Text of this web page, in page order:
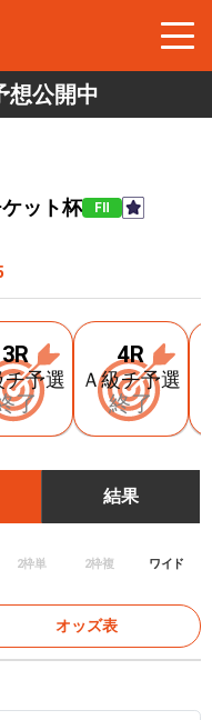
想公開中
ット杯 FⅡ
3R
チ予選
了
4R
Ａ級チ予選
終了
結果
2枠単 2枠複 ワイド
オッズ表